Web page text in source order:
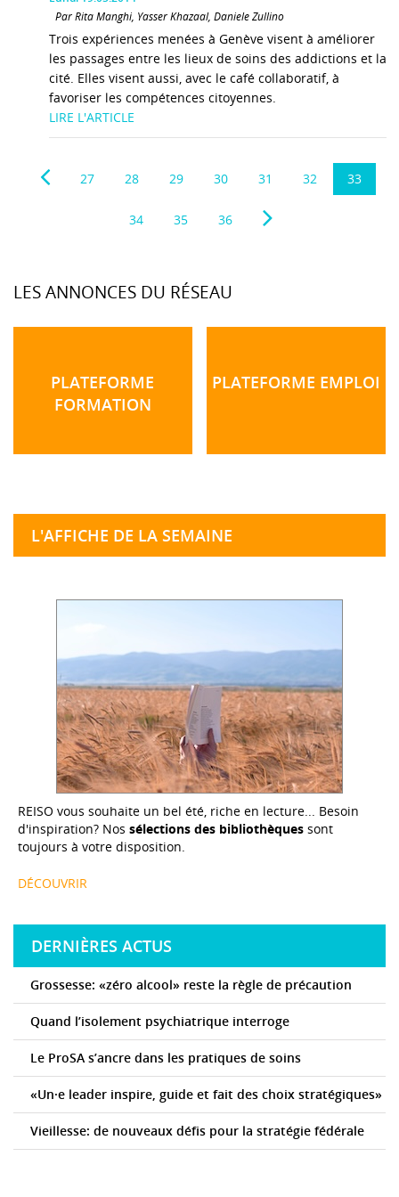
Par Rita Manghi, Yasser Khazaal, Daniele Zullino
Trois expériences menées à Genève visent à améliorer
les passages entre les lieux de soins des addictions et la
cité. Elles visent aussi, avec le café collaboratif, à
favoriser les compétences citoyennes.
LIRE L'ARTICLE
27 28 29 30 31 32 33
34 35 36
LES ANNONCES DU RÉSEAU
PLATEFORME
FORMATION
PLATEFORME EMPLOI
L'AFFICHE DE LA SEMAINE
REISO vous souhaite un bel été, riche en lecture... Besoin
d'inspiration? Nos sélections des bibliothèques sont
toujours à votre disposition.
DÉCOUVRIR
DERNIÈRES ACTUS
Grossesse: «zéro alcool» reste la règle de précaution
Quand l’isolement psychiatrique interroge
Le ProSA s’ancre dans les pratiques de soins
«Un·e leader inspire, guide et fait des choix stratégiques»
Vieillesse: de nouveaux défis pour la stratégie fédérale